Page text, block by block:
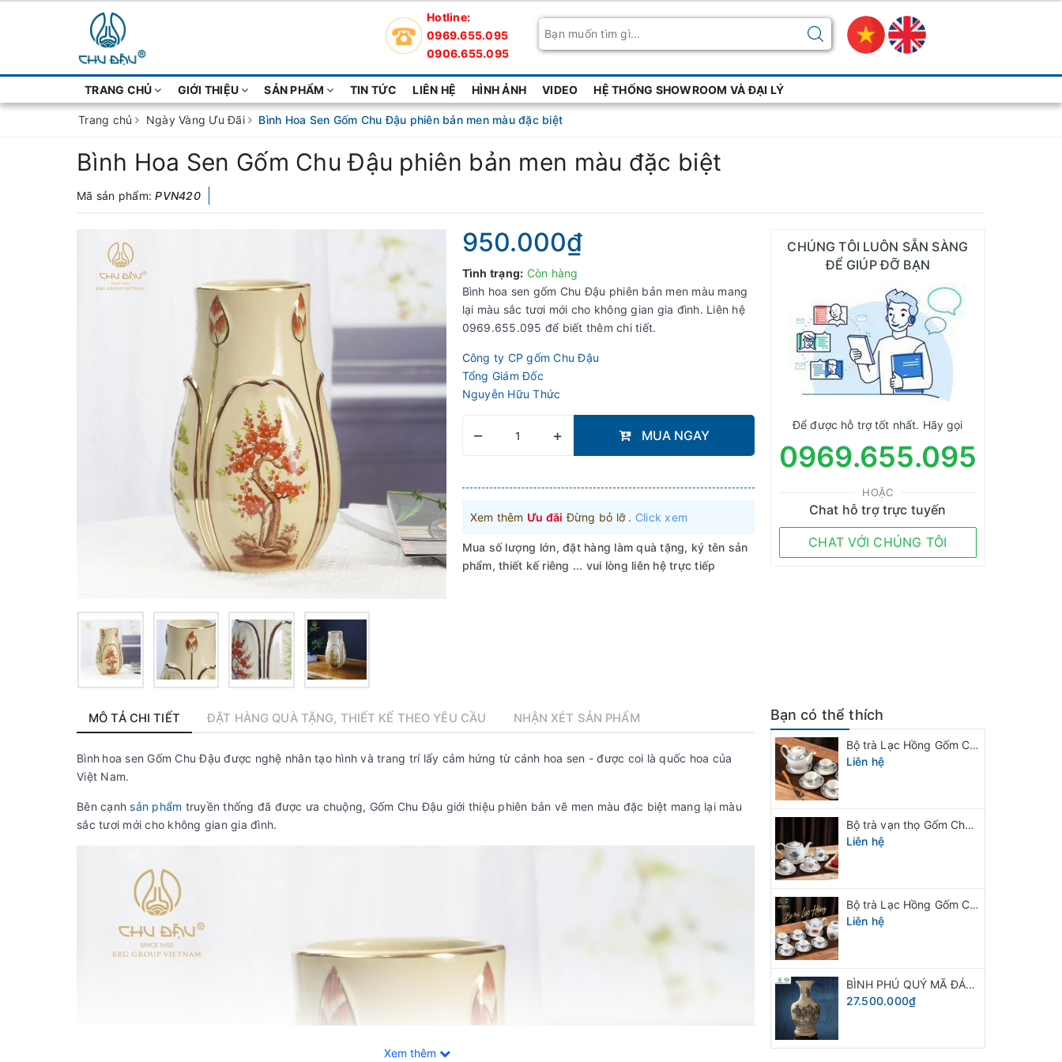
Hotline:
0969.655.095
0906.655.095
TRANG CHỦ GIỚI THIỆU SẢN PHẨM TIN TỨC LIÊN HỆ HÌNH ẢNH VIDEO HỆ THỐNG SHOWROOM VÀ ĐẠI LÝ
Trang chủ Ngày Vàng Ưu Đãi Bình Hoa Sen Gốm Chu Đậu phiên bản men màu đặc biệt
Bình Hoa Sen Gốm Chu Đậu phiên bản men màu đặc biệt
Mã sản phẩm:PVN420
950.000₫
Tình trạng: Còn hàng
Bình hoa sen gốm Chu Đậu phiên bản men màu mang
lại màu sắc tươi mới cho không gian gia đình. Liên hệ
0969.655.095 để biết thêm chi tiết.
Công ty CP gốm Chu Đậu
Tổng Giám Đốc
Nguyễn Hữu Thức
– + MUA NGAY
Xem thêm Ưu đãi Đừng bỏ lỡ . Click xem
Mua số lượng lớn, đặt hàng làm quà tặng, ký tên sản
phẩm, thiết kế riêng ... vui lòng liên hệ trực tiếp
CHÚNG TÔI LUÔN SẴN SÀNG
ĐỂ GIÚP ĐỠ BẠN
Để được hỗ trợ tốt nhất. Hãy gọi
0969.655.095
HOẶC
Chat hỗ trợ trực tuyến
CHAT VỚI CHÚNG TÔI
MÔ TẢ CHI TIẾT ĐẶT HÀNG QUÀ TẶNG, THIẾT KẾ THEO YÊU CẦU NHẬN XÉT SẢN PHẨM
Bình hoa sen Gốm Chu Đậu được nghệ nhân tạo hình và trang trí lấy cảm hứng từ cánh hoa sen - được coi là quốc hoa của
Việt Nam.
Bên cạnhsản phẩm truyền thống đã được ưa chuộng, Gốm Chu Đậu giới thiệu phiên bản vẽ men màu đặc biệt mang lại màu
sắc tươi mới cho không gian gia đình.
Xem thêm
Bạn có thể thích
Bộ trà Lạc Hồng Gốm Chu Đậu vẽ viền vàng
Liên hệ
Bộ trà vạn thọ Gốm Chu Đậu
Liên hệ
Bộ trà Lạc Hồng Gốm Chu Đậu
Liên hệ
BÌNH PHÚ QUÝ MÃ ĐÁO THÀNH CÔNG GỐM CHU ĐẬU
27.500.000₫